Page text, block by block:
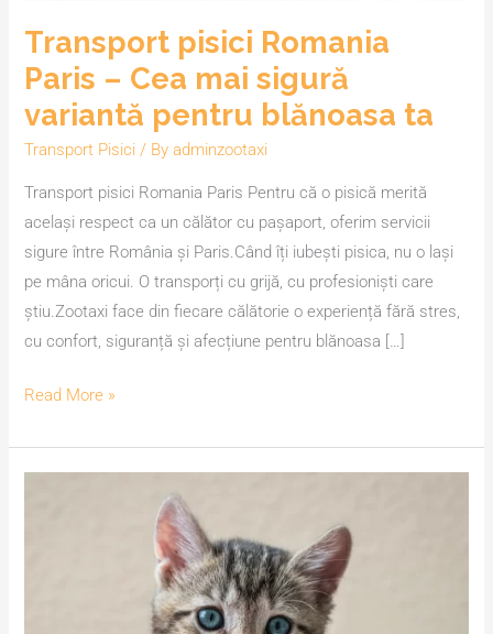
Transport pisici Romania
Paris – Cea mai sigură
variantă pentru blănoasa ta
Transport Pisici / Byadminzootaxi
Transport pisici Romania Paris Pentru că o pisică merită
același respect ca un călător cu pașaport, oferim servicii
sigure între România și Paris.Când îți iubești pisica, nu o lași
pe mâna oricui. O transporți cu grijă, cu profesioniști care
știu.Zootaxi face din fiecare călătorie o experiență fără stres,
cu confort, siguranță și afecțiune pentru blănoasa […]
Read More »